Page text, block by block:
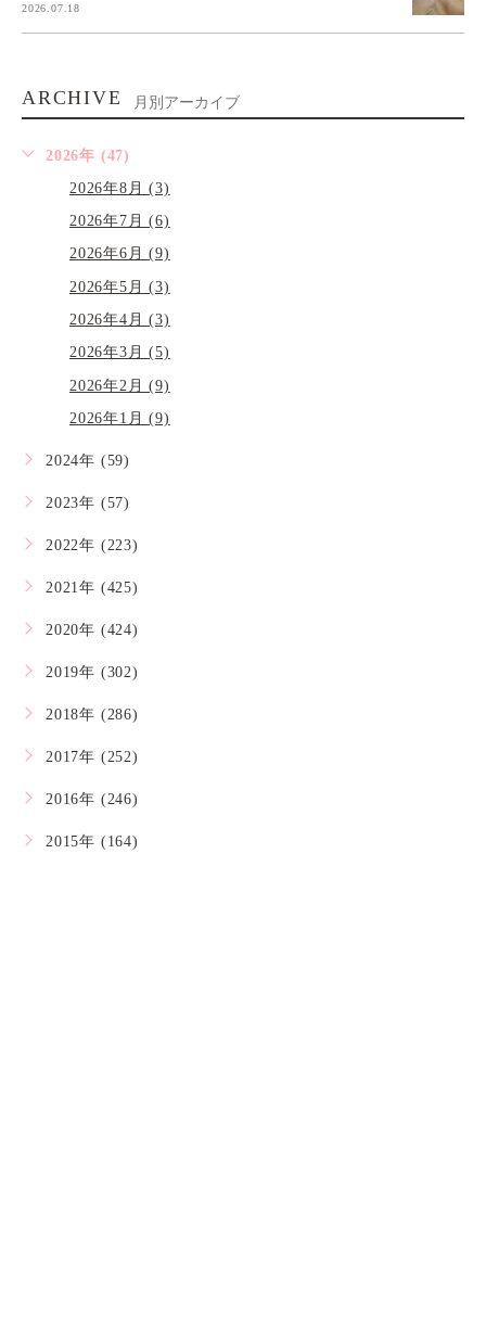
2026.07.18
ARCHIVE 月別アーカイブ
2026年 (47)
2026年8月 (3)
2026年7月 (6)
2026年6月 (9)
2026年5月 (3)
2026年4月 (3)
2026年3月 (5)
2026年2月 (9)
2026年1月 (9)
2024年 (59)
2023年 (57)
2022年 (223)
2021年 (425)
2020年 (424)
2019年 (302)
2018年 (286)
2017年 (252)
2016年 (246)
2015年 (164)